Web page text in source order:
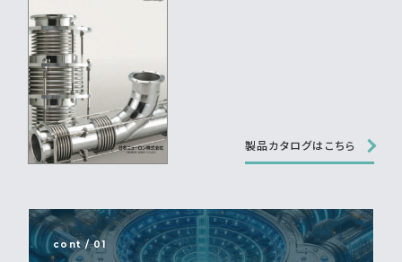
製品カタログはこちら
cont / 01